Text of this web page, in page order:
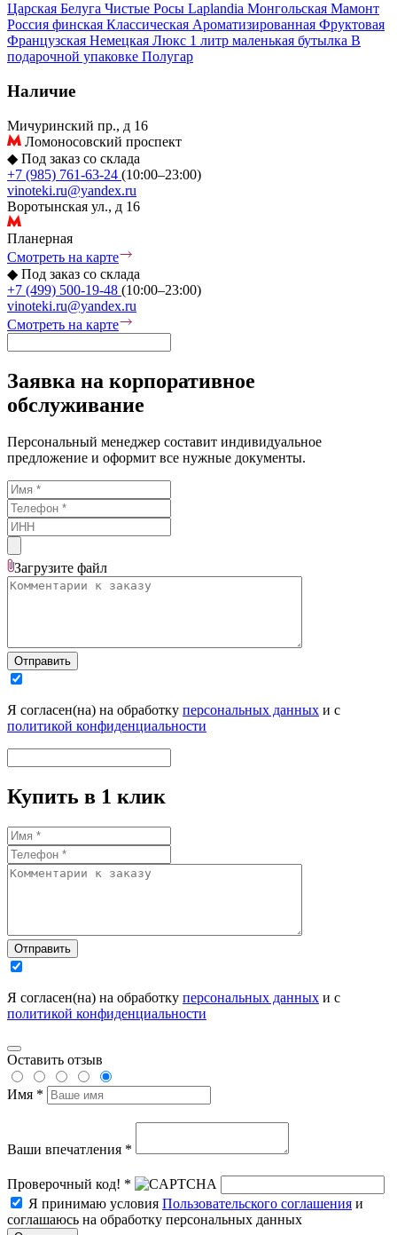
Царская Белуга Чистые Росы Laplandia Монгольская Мамонт
Россия финская Классическая Ароматизированная Фруктовая
Французская Немецкая Люкс 1 литр маленькая бутылка В
подарочной упаковке Полугар
Наличие
Мичуринский пр., д 16
Ломоносовский проспект
◆ Под заказ со склада
+7 (985) 761-63-24 (10:00–23:00)
vinoteki.ru@yandex.ru
Воротынская ул., д 16
Планерная
Смотреть на карте
◆ Под заказ со склада
+7 (499) 500-19-48 (10:00–23:00)
vinoteki.ru@yandex.ru
Смотреть на карте
Заявка на корпоративное
обслуживание
Персональный менеджер составит индивидуальное
предложение и оформит все нужные документы.
Загрузите файл
Отправить
Я согласен(на) на обработку персональных данных и с
политикой конфиденциальности
Купить в 1 клик
Отправить
Я согласен(на) на обработку персональных данных и с
политикой конфиденциальности
Оставить отзыв
Имя *
Ваши впечатления *
Проверочный код! *
Я принимаю условия Пользовательского соглашения и
соглашаюсь на обработку персональных данных